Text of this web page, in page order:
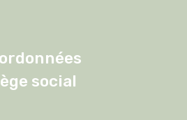
social